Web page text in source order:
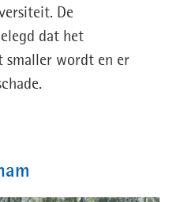
De
dat het
smaller wordt en er